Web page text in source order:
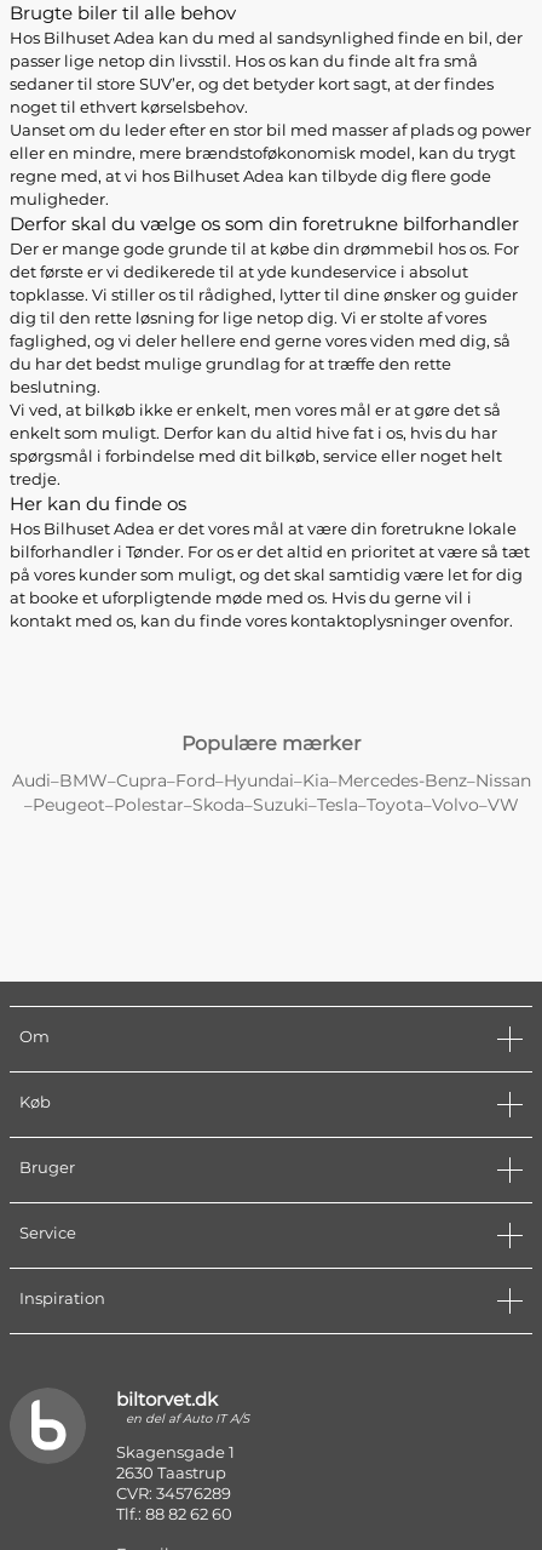
Brugte biler til alle behov
Hos Bilhuset Adea kan du med al sandsynlighed finde en bil, der
passer lige netop din livsstil. Hos os kan du finde alt fra små
sedaner til store SUV’er, og det betyder kort sagt, at der findes
noget til ethvert kørselsbehov.
Uanset om du leder efter en stor bil med masser af plads og power
eller en mindre, mere brændstoføkonomisk model, kan du trygt
regne med, at vi hos Bilhuset Adea kan tilbyde dig flere gode
muligheder.
Derfor skal du vælge os som din foretrukne bilforhandler
Der er mange gode grunde til at købe din drømmebil hos os. For
det første er vi dedikerede til at yde kundeservice i absolut
topklasse. Vi stiller os til rådighed, lytter til dine ønsker og guider
dig til den rette løsning for lige netop dig. Vi er stolte af vores
faglighed, og vi deler hellere end gerne vores viden med dig, så
du har det bedst mulige grundlag for at træffe den rette
beslutning.
Vi ved, at bilkøb ikke er enkelt, men vores mål er at gøre det så
enkelt som muligt. Derfor kan du altid hive fat i os, hvis du har
spørgsmål i forbindelse med dit bilkøb, service eller noget helt
tredje.
Her kan du finde os
Hos Bilhuset Adea er det vores mål at være din foretrukne lokale
bilforhandler i Tønder. For os er det altid en prioritet at være så tæt
på vores kunder som muligt, og det skal samtidig være let for dig
at booke et uforpligtende møde med os. Hvis du gerne vil i
kontakt med os, kan du finde vores kontaktoplysninger ovenfor.
Populære mærker
Audi–BMW–Cupra–Ford–Hyundai–Kia–Mercedes-Benz–Nissan
–Peugeot–Polestar–Skoda–Suzuki–Tesla–Toyota–Volvo–VW
Om
Køb
Bruger
Service
Inspiration
biltorvet.dk
en del af Auto IT A/S
Skagensgade 1
2630 Taastrup
CVR: 34576289
Tlf.: 88 82 62 60